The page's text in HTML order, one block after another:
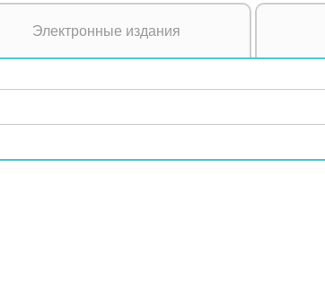
Электронные издания